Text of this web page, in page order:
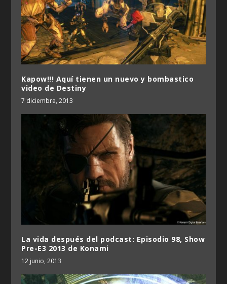
Kapow!!! Aquí tienen un nuevo y bombastico
video de Destiny
7 diciembre, 2013
La vida después del podcast: Episodio 98, Show
Pre-E3 2013 de Konami
12 junio, 2013